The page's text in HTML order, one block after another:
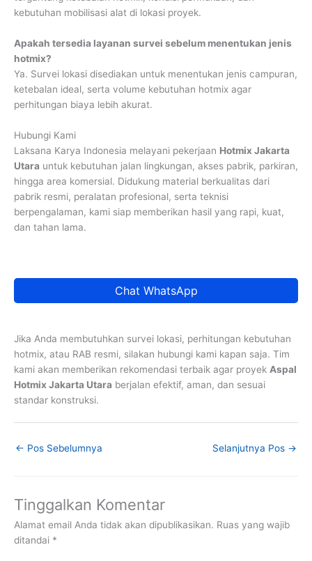
kebutuhan mobilisasi alat di lokasi proyek.
Apakah tersedia layanan survei sebelum menentukan jenis
hotmix?
Ya. Survei lokasi disediakan untuk menentukan jenis campuran,
ketebalan ideal, serta volume kebutuhan hotmix agar
perhitungan biaya lebih akurat.
Hubungi Kami
Laksana Karya Indonesia melayani pekerjaan Hotmix Jakarta
Utara untuk kebutuhan jalan lingkungan, akses pabrik, parkiran,
hingga area komersial. Didukung material berkualitas dari
pabrik resmi, peralatan profesional, serta teknisi
berpengalaman, kami siap memberikan hasil yang rapi, kuat,
dan tahan lama.
Chat WhatsApp
Jika Anda membutuhkan survei lokasi, perhitungan kebutuhan
hotmix, atau RAB resmi, silakan hubungi kami kapan saja. Tim
kami akan memberikan rekomendasi terbaik agar proyek Aspal
Hotmix Jakarta Utara berjalan efektif, aman, dan sesuai
standar konstruksi.
← Pos Sebelumnya Selanjutnya Pos →
Tinggalkan Komentar
Alamat email Anda tidak akan dipublikasikan. Ruas yang wajib
ditandai *